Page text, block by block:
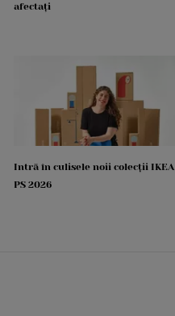
afectați
Intră în culisele noii colecții IKEA
PS 2026